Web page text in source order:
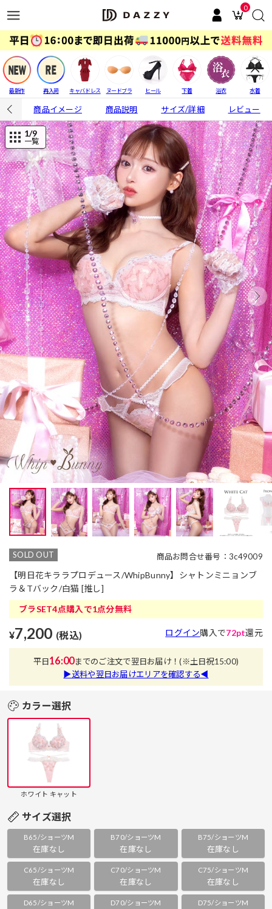
0
最新作 再入荷 キャバドレス ヌードブラ ヒール 下着 浴衣 水着
商品イメージ 商品説明 サイズ/詳細 レビュー
1/9
一覧
SOLD OUT 商品お問合せ番号：3c49009
【明日花キララプロデュース/WhipBunny】シャトンミニョンブ
ラ＆Tバック/白猫 [推し]
ブラSET4点購入で1点分無料
¥7,200 (税込) ログイン購入で72pt還元
平日16:00までのご注文で翌日お届け！(※土日祝15:00)
▶送料や翌日お届けエリアを確認する◀
カラー選択
ホワイト キャット
サイズ選択
B65/ショーツM
在庫なし
B70/ショーツM
在庫なし
B75/ショーツM
在庫なし
C65/ショーツM
在庫なし
C70/ショーツM
在庫なし
C75/ショーツM
在庫なし
D65/ショーツM D70/ショーツM D75/ショーツM